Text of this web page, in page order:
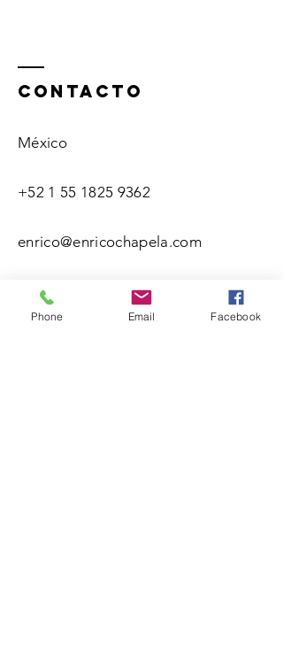
ContactO
México
+52 1 55 1825 9362
enrico@enricochapela.com
Phone Email Facebook